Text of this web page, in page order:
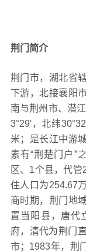
荆门简介
荆门市，湖北省
下游，北接襄阳
南与荆州市、潜
3°29′，北纬
米；是长江中游
素有“荆楚门户”
区、1个县，代
住人口为254.67
商时期，荆门地
置当阳县，唐代
府，清代为荆门
市；1983年，荆